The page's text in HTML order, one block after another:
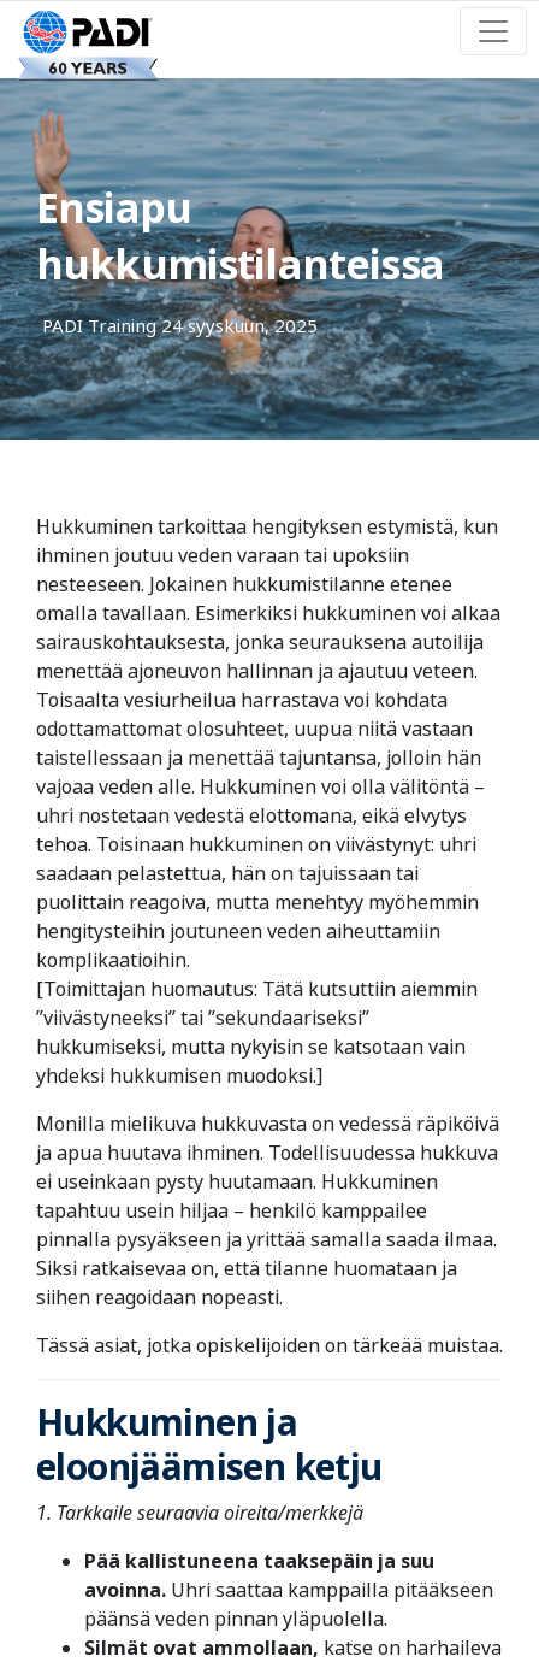
Ensiapu
hukkumistilanteissa
PADI Training 24 syyskuun, 2025
Hukkuminen tarkoittaa hengityksen estymistä, kun
ihminen joutuu veden varaan tai upoksiin
nesteeseen. Jokainen hukkumistilanne etenee
omalla tavallaan. Esimerkiksi hukkuminen voi alkaa
sairauskohtauksesta, jonka seurauksena autoilija
menettää ajoneuvon hallinnan ja ajautuu veteen.
Toisaalta vesiurheilua harrastava voi kohdata
odottamattomat olosuhteet, uupua niitä vastaan
taistellessaan ja menettää tajuntansa, jolloin hän
vajoaa veden alle. Hukkuminen voi olla välitöntä –
uhri nostetaan vedestä elottomana, eikä elvytys
tehoa. Toisinaan hukkuminen on viivästynyt: uhri
saadaan pelastettua, hän on tajuissaan tai
puolittain reagoiva, mutta menehtyy myöhemmin
hengitysteihin joutuneen veden aiheuttamiin
komplikaatioihin.
[Toimittajan huomautus: Tätä kutsuttiin aiemmin
”viivästyneeksi” tai ”sekundaariseksi”
hukkumiseksi, mutta nykyisin se katsotaan vain
yhdeksi hukkumisen muodoksi.]
Monilla mielikuva hukkuvasta on vedessä räpiköivä
ja apua huutava ihminen. Todellisuudessa hukkuva
ei useinkaan pysty huutamaan. Hukkuminen
tapahtuu usein hiljaa – henkilö kamppailee
pinnalla pysyäkseen ja yrittää samalla saada ilmaa.
Siksi ratkaisevaa on, että tilanne huomataan ja
siihen reagoidaan nopeasti.
Tässä asiat, jotka opiskelijoiden on tärkeää muistaa.
Hukkuminen ja
eloonjäämisen ketju
1. Tarkkaile seuraavia oireita/merkkejä
Pää kallistuneena taaksepäin ja suu
avoinna. Uhri saattaa kamppailla pitääkseen
päänsä veden pinnan yläpuolella.
Silmät ovat ammollaan, katse on harhaileva